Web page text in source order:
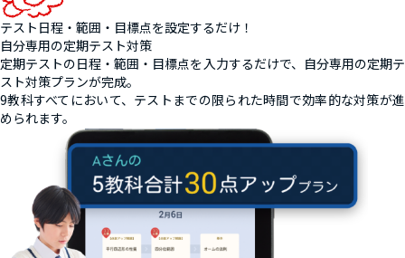
テスト日程・範囲・目標点を設定するだけ！
自分専用の定期テスト対策
定期テストの日程・範囲・目標点を入力するだけで、自分専用の定期テ
スト対策プランが完成。
9教科すべてにおいて、テストまでの限られた時間で効率的な対策が進
められます。